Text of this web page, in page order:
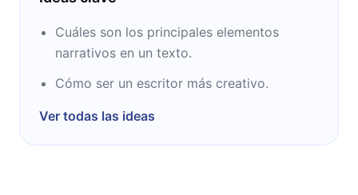
Cuáles son los principales elementos
narrativos en un texto.
Cómo ser un escritor más creativo.
Ver todas las ideas